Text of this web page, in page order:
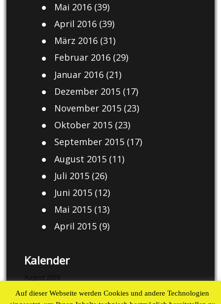
Mai 2016(39)
April 2016(39)
März 2016(31)
Februar 2016(29)
Januar 2016(21)
Dezember 2015(17)
November 2015(23)
Oktober 2015(23)
September 2015(17)
August 2015(11)
Juli 2015(26)
Juni 2015(12)
Mai 2015(13)
April 2015(9)
Kalender
August 2026
M D M D F S S
Auf dieser Webseite werden Cookies und andere Technologien